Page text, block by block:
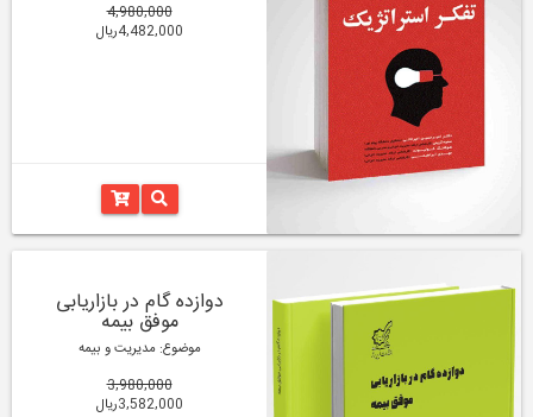
4,980,000
4,482,000ریال
دوازده گام در بازاریابی
موفق بیمه
موضوع: مدیریت و بیمه
3,980,000
3,582,000ریال